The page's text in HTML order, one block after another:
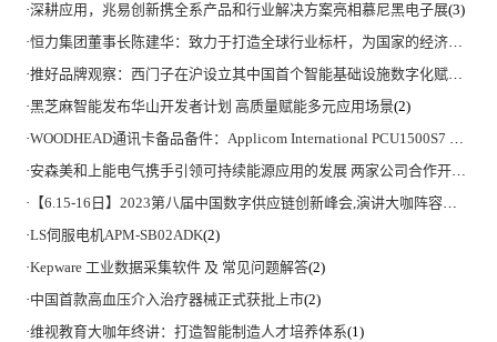
·深耕应用，兆易创新携全系产品和行业解决方案亮相慕尼黑电子展(3)
·恒力集团董事长陈建华：致力于打造全球行业标杆，为国家的经济高质量发展贡献更大力量|上海电气集团党委书记、董事长吴磊来访
·推好品牌观察：西门子在沪设立其中国首个智能基础设施数字化赋能中心
·黑芝麻智能发布华山开发者计划 高质量赋能多元应用场景(2)
·WOODHEAD通讯卡备品备件：Applicom International PCU1500S7 PCU 1500 S7 V4.5.0
·安森美和上能电气携手引领可持续能源应用的发展 两家公司合作开发高性能储能和太阳能组串式逆变器方案 以实现可持续的未来
· 【6.15-16日】2023第八届中国数字供应链创新峰会,演讲大咖阵容官宣
·LS伺服电机APM-SB02ADK(2)
·Kepware 工业数据采集软件 及 常见问题解答(2)
·中国首款高血压介入治疗器械正式获批上市(2)
·维视教育大咖年终讲：打造智能制造人才培养体系(1)